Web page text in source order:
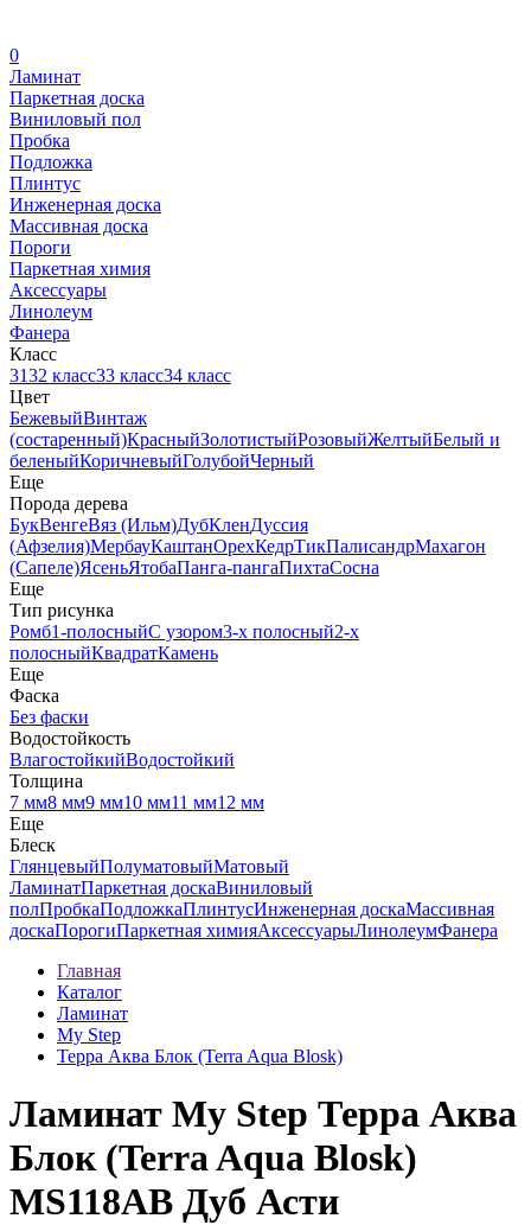
0
Ламинат
Паркетная доска
Виниловый пол
Пробка
Подложка
Плинтус
Инженерная доска
Массивная доска
Пороги
Паркетная химия
Аксессуары
Линолеум
Фанера
Класс
3132 класс33 класс34 класс
Цвет
БежевыйВинтаж
(состаренный)КрасныйЗолотистыйРозовыйЖелтыйБелый и
беленыйКоричневыйГолубойЧерный
Еще
Порода дерева
БукВенгеВяз (Ильм)ДубКленДуссия
(Афзелия)МербауКаштанОрехКедрТикПалисандрМахагон
(Сапеле)ЯсеньЯтобаПанга-пангаПихтаСосна
Еще
Тип рисунка
Ромб1-полосныйС узором3-х полосный2-х
полосныйКвадратКамень
Еще
Фаска
Без фаски
Водостойкость
ВлагостойкийВодостойкий
Толщина
7 мм8 мм9 мм10 мм11 мм12 мм
Еще
Блеск
ГлянцевыйПолуматовыйМатовый
ЛаминатПаркетная доскаВиниловый
полПробкаПодложкаПлинтусИнженерная доскаМассивная
доскаПорогиПаркетная химияАксессуарыЛинолеумФанера
Главная
Каталог
Ламинат
My Step
Терра Аква Блок (Terra Aqua Blosk)
Ламинат My Step Терра Аква
Блок (Terra Aqua Blosk)
MS118AB Дуб Асти